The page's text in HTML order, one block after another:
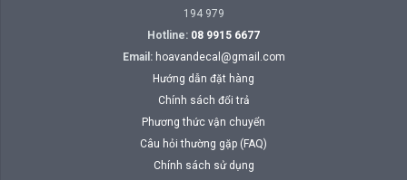
194 979
Hotline: 08 9915 6677
Email: hoavandecal@gmail.com
Hướng dẫn đặt hàng
Chính sách đổi trả
Phương thức vận chuyển
Câu hỏi thường gặp (FAQ)
Chính sách sử dụng